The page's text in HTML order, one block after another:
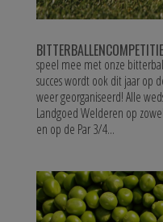
BITTERBALLENCOMPETITIE
speel mee met onze
succes wordt ook dit jaar op
weer georganiseerd! Alle
Landgoed Welderen op
en op de Par 3/4...